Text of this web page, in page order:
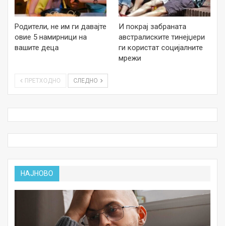
Родители, не им ги давајте
овие 5 намирници на
вашите деца
И покрај забраната
австралиските тинејџери
ги користат социјалните
мрежи
ПРЕТХОДНО СЛЕДНО
НАЈНОВО